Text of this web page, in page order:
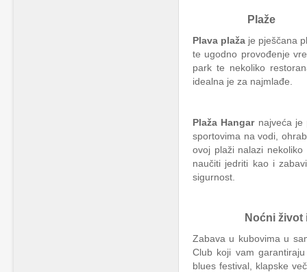
Plaže
Plava plaža je pješčana
te ugodno provođenje
park te nekoliko
idealna je za najmlađe.
Plaža Hangar najveća je
sportovima na vodi,
ovoj plaži nalazi
naučiti jedriti kao i
sigurnost.
Noćni život i
Zabava u kubovima u
Club koji vam
blues festival, klapske